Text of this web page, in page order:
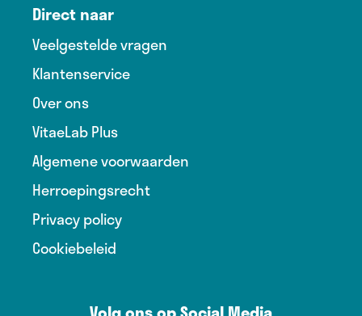
Direct naar
Veelgestelde vragen
Klantenservice
Over ons
VitaeLab Plus
Algemene voorwaarden
Herroepingsrecht
Privacy policy
Cookiebeleid